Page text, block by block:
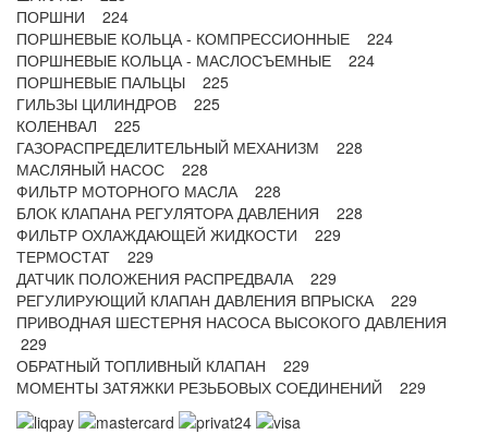
ПОРШНИ 224
ПОРШНЕВЫЕ КОЛЬЦА - КОМПРЕССИОННЫЕ 224
ПОРШНЕВЫЕ КОЛЬЦА - МАСЛОСЪЕМНЫЕ 224
ПОРШНЕВЫЕ ПАЛЬЦЫ 225
ГИЛЬЗЫ ЦИЛИНДРОВ 225
КОЛЕНВАЛ 225
ГАЗОРАСПРЕДЕЛИТЕЛЬНЫЙ МЕХАНИЗМ 228
МАСЛЯНЫЙ НАСОС 228
ФИЛЬТР МОТОРНОГО МАСЛА 228
БЛОК КЛАПАНА РЕГУЛЯТОРА ДАВЛЕНИЯ 228
ФИЛЬТР ОХЛАЖДАЮЩЕЙ ЖИДКОСТИ 229
ТЕРМОСТАТ 229
ДАТЧИК ПОЛОЖЕНИЯ РАСПРЕДВАЛА 229
РЕГУЛИРУЮЩИЙ КЛАПАН ДАВЛЕНИЯ ВПРЫСКА 229
ПРИВОДНАЯ ШЕСТЕРНЯ НАСОСА ВЫСОКОГО ДАВЛЕНИЯ
229
ОБРАТНЫЙ ТОПЛИВНЫЙ КЛАПАН 229
МОМЕНТЫ ЗАТЯЖКИ РЕЗЬБОВЫХ СОЕДИНЕНИЙ 229